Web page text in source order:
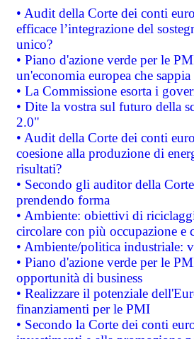
• Audit della Corte dei conti
efficace l’integrazione del
unico?
• Piano d'azione verde per le
un'economia europea che
• La Commissione esorta i
• Dite la vostra sul futuro della
2.0"
• Audit della Corte dei conti
coesione alla produzione di
risultati?
• Secondo gli auditor della
prendendo forma
• Ambiente: obiettivi di
circolare con più occupazione e
• Ambiente/politica industriale:
• Piano d'azione verde per le
opportunità di business
• Realizzare il potenziale
finanziamenti per le PMI
• Secondo la Corte dei conti